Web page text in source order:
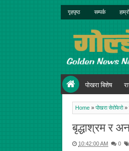
गृहपृष्ठ सम्पर्क
पोखरा बिशेष
Home » पोखरा सेरोफेरो »
बृद्धाश्रम र
10:42:00 AM 0